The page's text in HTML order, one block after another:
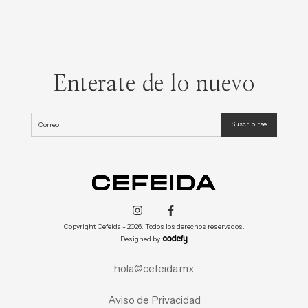
Enterate de lo nuevo
Copyright Cefeida - 2026. Todos los derechos reservados.
Designed by
hola@cefeida.mx
Aviso de Privacidad